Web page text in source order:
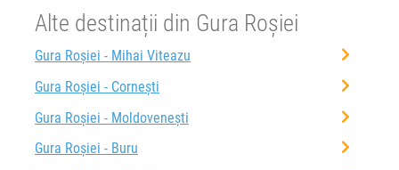
Alte destinații din Gura Roșiei
Gura Roșiei - Mihai Viteazu
Gura Roșiei - Cornești
Gura Roșiei - Moldovenești
Gura Roșiei - Buru